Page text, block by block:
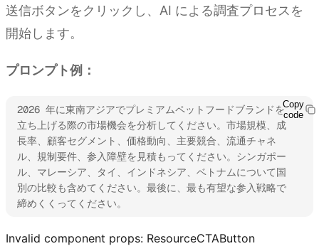
送信ボタンをクリックし、AI による調査プロセスを
開始します。
プロンプト例：
2026 年に東南アジアでプレミアムペットフードブランドを
立ち上げる際の市場機会を分析してください。市場規模、成
長率、顧客セグメント、価格動向、主要競合、流通チャネ
ル、規制要件、参入障壁を見積もってください。シンガポー
ル、マレーシア、タイ、インドネシア、ベトナムについて国
別の比較も含めてください。最後に、最も有望な参入戦略で
締めくくってください。
Copy
code
Invalid component props: ResourceCTAButton